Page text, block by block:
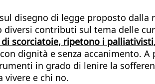
disegno di legge proposto dalla
contributi sul tema delle
scorciatoie, ripetono i palliativisti
dignità e senza accanimento.
in grado di lenire la
vivere e chi no.